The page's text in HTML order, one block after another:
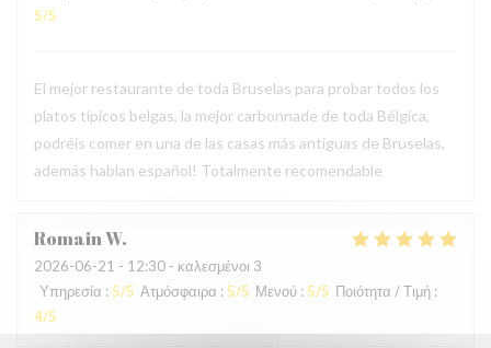
5/5
El mejor restaurante de toda Bruselas para probar todos los
platos típicos belgas, la mejor carbonnade de toda Bélgica,
podréis comer en una de las casas más antiguas de Bruselas,
además hablan español! Totalmente recomendable
RomainW
2026-06-21 - 12:30 - καλεσμένοι 3
Υπηρεσία : 5/5 Ατμόσφαιρα : 5/5 Μενού :5/5 Ποιότητα / Τιμή :
4/5